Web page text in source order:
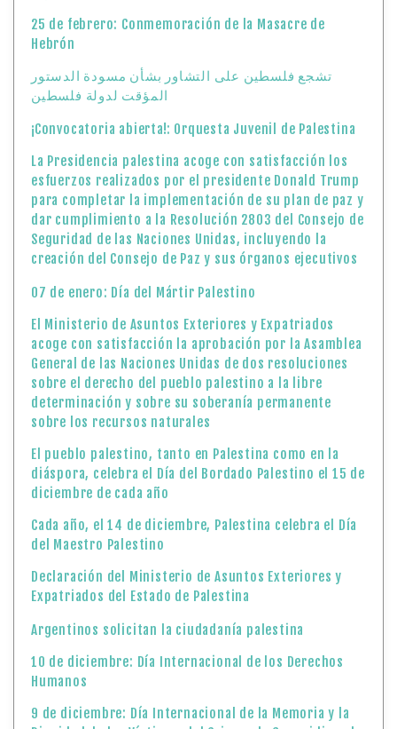
25 de febrero: Conmemoración de la Masacre de
Hebrón
تشجع فلسطين على التشاور بشأن مسودة الدستور
المؤقت لدولة فلسطين
¡Convocatoria abierta!: Orquesta Juvenil de Palestina
La Presidencia palestina acoge con satisfacción los
esfuerzos realizados por el presidente Donald Trump
para completar la implementación de su plan de paz y
dar cumplimiento a la Resolución 2803 del Consejo de
Seguridad de las Naciones Unidas, incluyendo la
creación del Consejo de Paz y sus órganos ejecutivos
07 de enero: Día del Mártir Palestino
El Ministerio de Asuntos Exteriores y Expatriados
acoge con satisfacción la aprobación por la Asamblea
General de las Naciones Unidas de dos resoluciones
sobre el derecho del pueblo palestino a la libre
determinación y sobre su soberanía permanente
sobre los recursos naturales
El pueblo palestino, tanto en Palestina como en la
diáspora, celebra el Día del Bordado Palestino el 15 de
diciembre de cada año
Cada año, el 14 de diciembre, Palestina celebra el Día
del Maestro Palestino
Declaración del Ministerio de Asuntos Exteriores y
Expatriados del Estado de Palestina
Argentinos solicitan la ciudadanía palestina
10 de diciembre: Día Internacional de los Derechos
Humanos
9 de diciembre: Día Internacional de la Memoria y la